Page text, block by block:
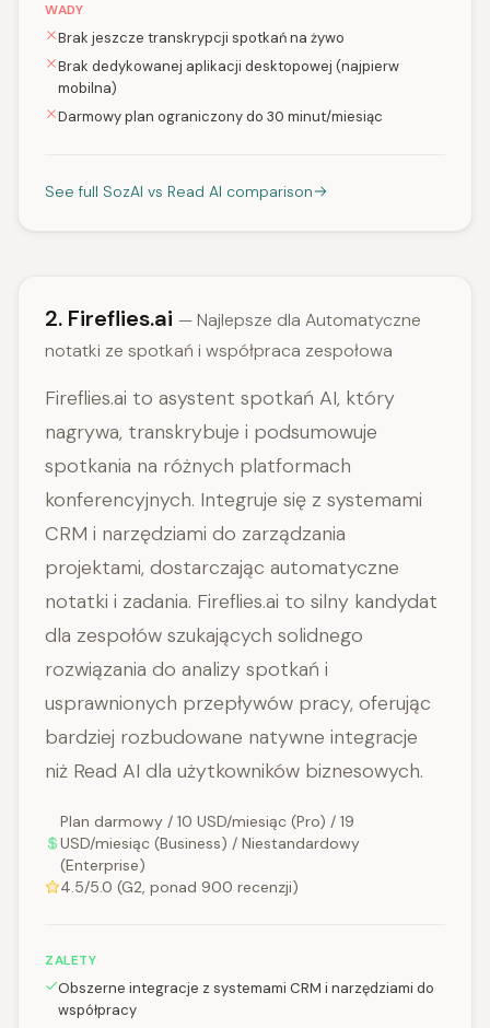
WADY
Brak jeszcze transkrypcji spotkań na żywo
Brak dedykowanej aplikacji desktopowej (najpierw
mobilna)
Darmowy plan ograniczony do 30 minut/miesiąc
See full SozAI vs Read AI comparison
2. Fireflies.ai — Najlepsze dla Automatyczne
notatki ze spotkań i współpraca zespołowa
Fireflies.ai to asystent spotkań AI, który
nagrywa, transkrybuje i podsumowuje
spotkania na różnych platformach
konferencyjnych. Integruje się z systemami
CRM i narzędziami do zarządzania
projektami, dostarczając automatyczne
notatki i zadania. Fireflies.ai to silny kandydat
dla zespołów szukających solidnego
rozwiązania do analizy spotkań i
usprawnionych przepływów pracy, oferując
bardziej rozbudowane natywne integracje
niż Read AI dla użytkowników biznesowych.
Plan darmowy / 10 USD/miesiąc (Pro) / 19
USD/miesiąc (Business) / Niestandardowy
(Enterprise)
4.5/5.0 (G2, ponad 900 recenzji)
ZALETY
Obszerne integracje z systemami CRM i narzędziami do
współpracy